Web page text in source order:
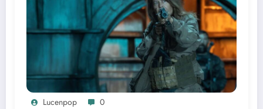
Lucenpop 0